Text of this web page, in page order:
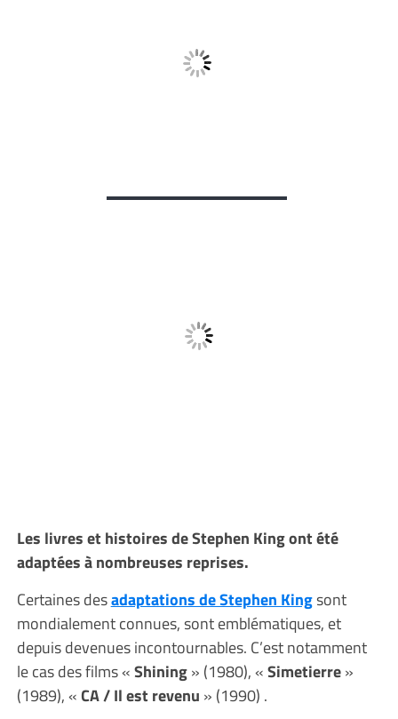
Les livres et histoires de Stephen King ont été
adaptées à nombreuses reprises.
Certaines desadaptations de Stephen Kingsont
mondialement connues, sont emblématiques, et
depuis devenues incontournables. C’est notamment
le cas des films «Shining» (1980), «Simetierre»
(1989), «CA / Il est revenu » (1990) .